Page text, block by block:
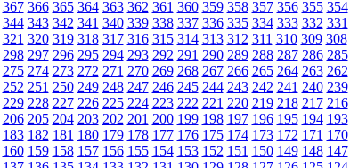
367 366 365 364 363 362 361 360 359 358 357 356 355 354
344 343 342 341 340 339 338 337 336 335 334 333 332 331
321 320 319 318 317 316 315 314 313 312 311 310 309 308
298 297 296 295 294 293 292 291 290 289 288 287 286 285
275 274 273 272 271 270 269 268 267 266 265 264 263 262
252 251 250 249 248 247 246 245 244 243 242 241 240 239
229 228 227 226 225 224 223 222 221 220 219 218 217 216
206 205 204 203 202 201 200 199 198 197 196 195 194 193
183 182 181 180 179 178 177 176 175 174 173 172 171 170
160 159 158 157 156 155 154 153 152 151 150 149 148 147